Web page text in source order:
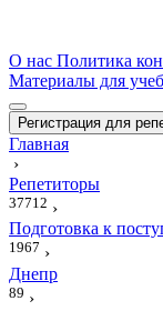
О нас Политика
Материалы для
Регистрация для
Главная
›
Репетиторы
37712 ›
Подготовка к
1967 ›
Днепр
89 ›